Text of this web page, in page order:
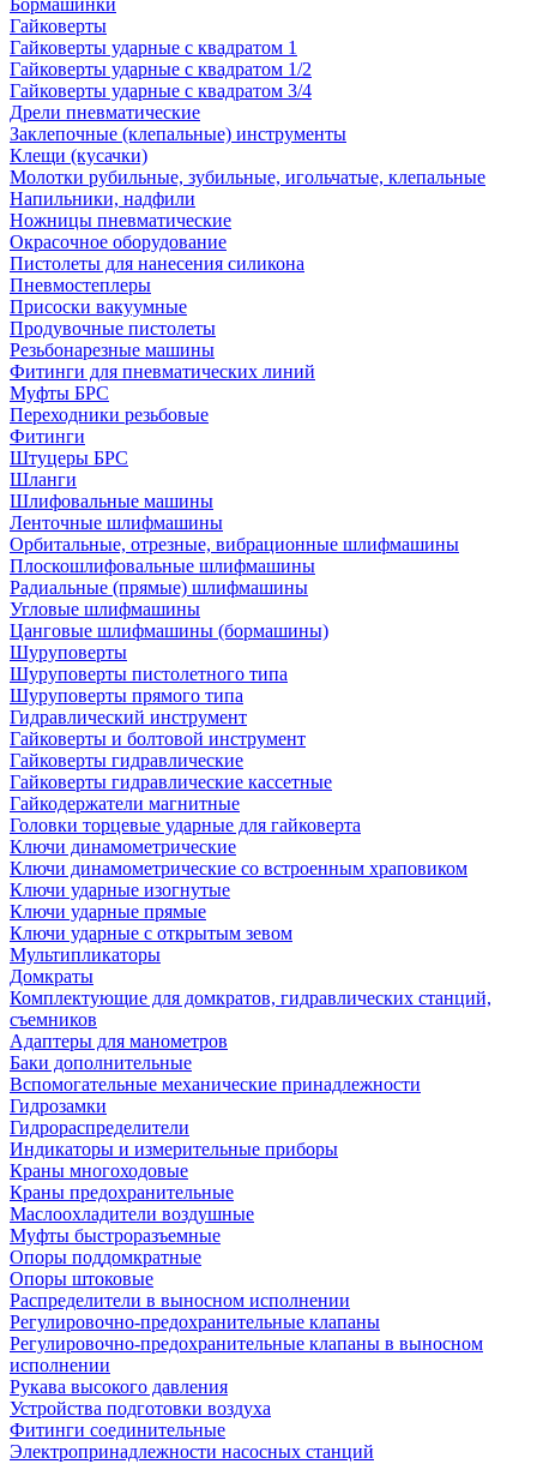
Бормашинки
Гайковерты
Гайковерты ударные с квадратом 1
Гайковерты ударные с квадратом 1/2
Гайковерты ударные с квадратом 3/4
Дрели пневматические
Заклепочные (клепальные) инструменты
Клещи (кусачки)
Молотки рубильные, зубильные, игольчатые, клепальные
Напильники, надфили
Ножницы пневматические
Окрасочное оборудование
Пистолеты для нанесения силикона
Пневмостеплеры
Присоски вакуумные
Продувочные пистолеты
Резьбонарезные машины
Фитинги для пневматических линий
Муфты БРС
Переходники резьбовые
Фитинги
Штуцеры БРС
Шланги
Шлифовальные машины
Ленточные шлифмашины
Орбитальные, отрезные, вибрационные шлифмашины
Плоскошлифовальные шлифмашины
Радиальные (прямые) шлифмашины
Угловые шлифмашины
Цанговые шлифмашины (бормашины)
Шуруповерты
Шуруповерты пистолетного типа
Шуруповерты прямого типа
Гидравлический инструмент
Гайковерты и болтовой инструмент
Гайковерты гидравлические
Гайковерты гидравлические кассетные
Гайкодержатели магнитные
Головки торцевые ударные для гайковерта
Ключи динамометрические
Ключи динамометрические со встроенным храповиком
Ключи ударные изогнутые
Ключи ударные прямые
Ключи ударные с открытым зевом
Мультипликаторы
Домкраты
Комплектующие для домкратов, гидравлических станций,
съемников
Адаптеры для манометров
Баки дополнительные
Вспомогательные механические принадлежности
Гидрозамки
Гидрораспределители
Индикаторы и измерительные приборы
Краны многоходовые
Краны предохранительные
Маслоохладители воздушные
Муфты быстроразъемные
Опоры поддомкратные
Опоры штоковые
Распределители в выносном исполнении
Регулировочно-предохранительные клапаны
Регулировочно-предохранительные клапаны в выносном
исполнении
Рукава высокого давления
Устройства подготовки воздуха
Фитинги соединительные
Электропринадлежности насосных станций